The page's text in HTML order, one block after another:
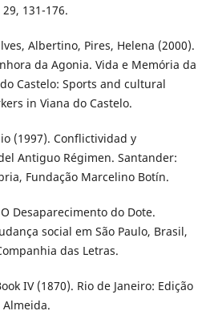
131-176.
Albertino, Pires, Helena (2000).
da Agonia. Vida e Memória da
Castelo: Sports and cultural
in Viana do Castelo.
(1997). Conflictividad y
Antiguo Régimen. Santander:
Fundação Marcelino Botín.
Desaparecimento do Dote.
social em São Paulo, Brasil,
das Letras.
IV (1870). Rio de Janeiro: Edição